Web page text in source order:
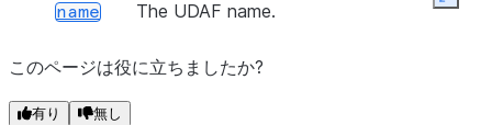
name The UDAF name.
このページは役に立ちましたか?
有り 無し